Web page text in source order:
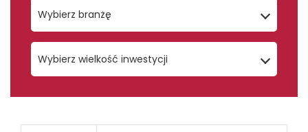
Wybierz branżę
Wybierz wielkość inwestycji